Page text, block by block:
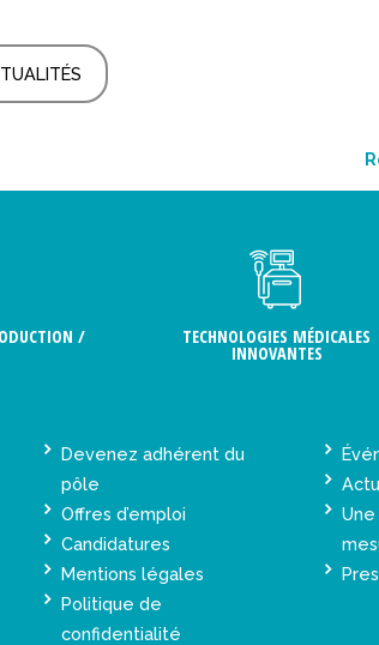
/ TECHNOLOGIES MÉDICALES
INNOVANTES
Devenez adhérent du
pôle
Offres d’emploi
Candidatures
Mentions légales
Politique de
confidentialité